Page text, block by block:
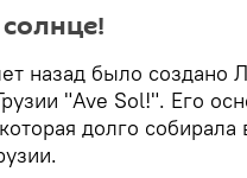
назад было создано
"Ave Sol!". Его
долго собирала